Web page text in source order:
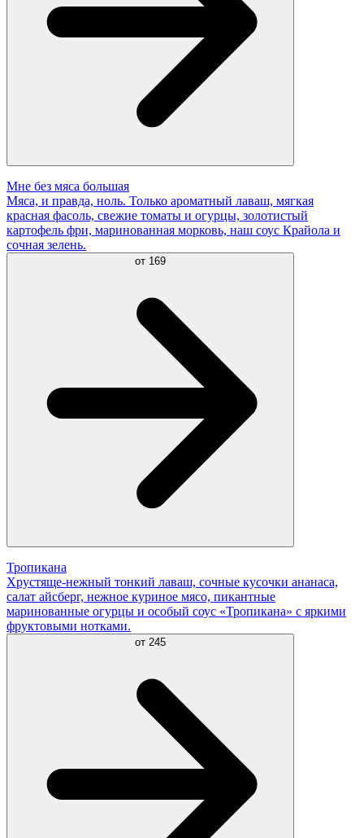
Мне без мяса большая
Мяса, и правда, ноль. Только ароматный лаваш, мягкая
красная фасоль, свежие томаты и огурцы, золотистый
картофель фри, маринованная морковь, наш соус Крайола и
сочная зелень.
от 169
Тропикана
Хрустяще-нежный тонкий лаваш, сочные кусочки ананаса,
салат айсберг, нежное куриное мясо, пикантные
маринованные огурцы и особый соус «Тропикана» с яркими
фруктовыми нотками.
от 245